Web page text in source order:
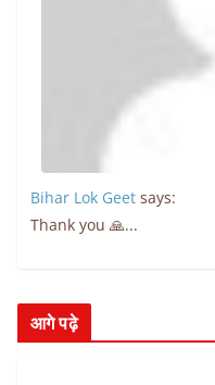
Bihar Lok Geet says:
Thank you 🙏...
आगे पढ़े